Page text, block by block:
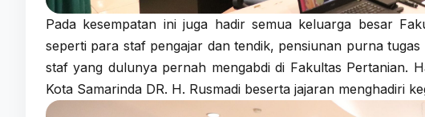
Pada kesempatan ini juga hadir semua keluarga besar
seperti para staf pengajar dan tendik, pensiunan purna
staf yang dulunya pernah mengabdi di Fakultas Pertanian.
Kota Samarinda DR. H. Rusmadi beserta jajaran menghadiri